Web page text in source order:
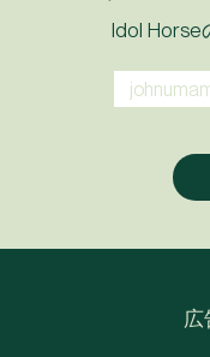
Idol Horse
広